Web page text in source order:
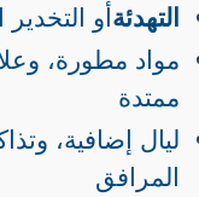
التهدئةأو التخدير
مواد مطورة،
ممتدة
ليال إضافية،
المرافق